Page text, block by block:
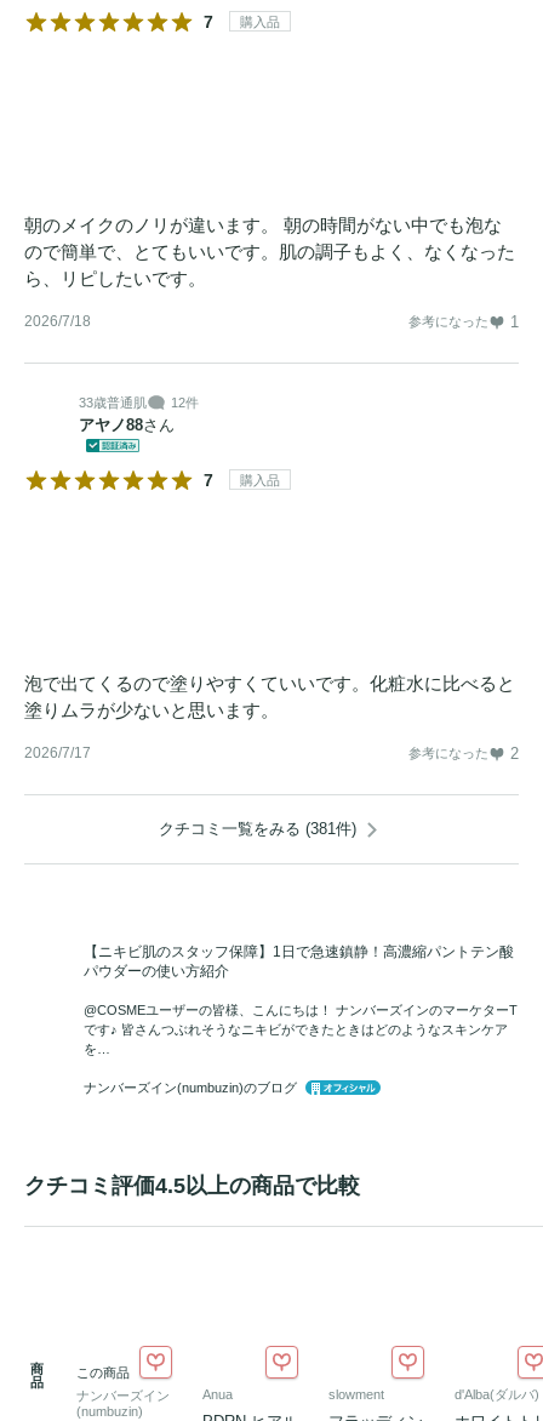
7 購入品
朝のメイクのノリが違います。 朝の時間がない中でも泡な
ので簡単で、とてもいいです。肌の調子もよく、なくなった
ら、リピしたいです。
2026/7/18 参考になった 1
33歳普通肌 12件
アヤノ88さん
7 購入品
泡で出てくるので塗りやすくていいです。化粧水に比べると
塗りムラが少ないと思います。
2026/7/17 参考になった 2
クチコミ一覧をみる (381件)
【ニキビ肌のスタッフ保障】1日で急速鎮静！高濃縮パントテン酸
パウダーの使い方紹介
@COSMEユーザーの皆様、こんにちは！ ナンバーズインのマーケターT
です♪ 皆さんつぶれそうなニキビができたときはどのようなスキンケア
を…
ナンバーズイン(numbuzin)のブログ
クチコミ評価4.5以上の商品で比較
商
品
この商品
ナンバーズイン
(numbuzin)
Anua slowment d'Alba(ダルバ)